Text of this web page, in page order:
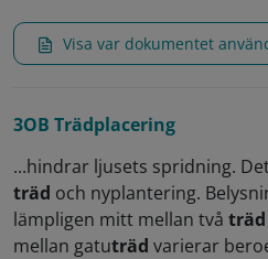
Visa var dokumentet
3OB Trädplacering
...hindrar ljusets spridning.
träd och nyplantering.
lämpligen mitt mellan två träd
mellan gatuträd varierar